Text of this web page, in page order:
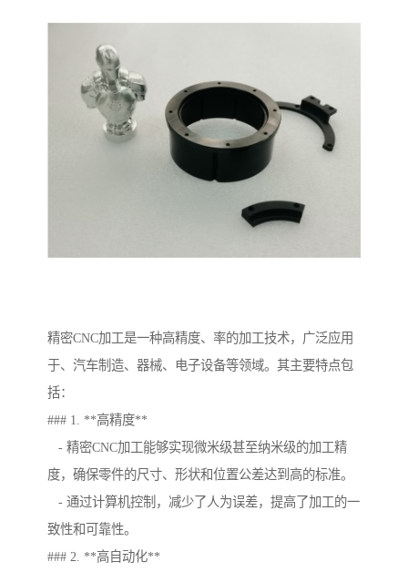
精密CNC加工是一种高精度、率的加工技术，广泛应用
于、汽车制造、器械、电子设备等领域。其主要特点包
括：
### 1. **高精度**
- 精密CNC加工能够实现微米级甚至纳米级的加工精
度，确保零件的尺寸、形状和位置公差达到高的标准。
- 通过计算机控制，减少了人为误差，提高了加工的一
致性和可靠性。
### 2. **高自动化**